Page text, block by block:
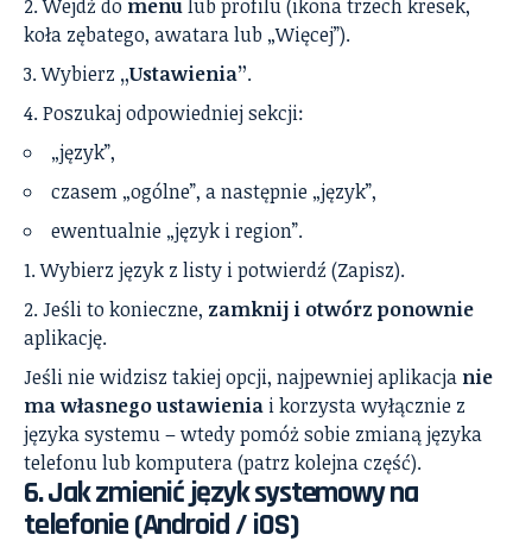
Wejdź do menulub profilu (ikona trzech kresek,
koła zębatego, awatara lub „Więcej”).
Wybierz „Ustawienia”.
Poszukaj odpowiedniej sekcji:
„język”,
czasem „ogólne”, a następnie „język”,
ewentualnie „język i region”.
Wybierz język z listy i potwierdź (Zapisz).
Jeśli to konieczne, zamknij i otwórz ponownie
aplikację.
Jeśli nie widzisz takiej opcji, najpewniej aplikacja nie
ma własnego ustawienia i korzysta wyłącznie z
języka systemu – wtedy pomóż sobie zmianą języka
telefonu lub komputera (patrz kolejna część).
6. Jak zmienić język systemowy na
telefonie (Android / iOS)